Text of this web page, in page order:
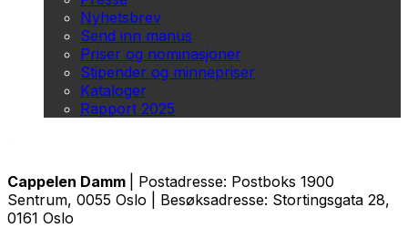
Nyhetsbrev
Send inn manus
Priser og nominasjoner
Stipender og minnepriser
Kataloger
Rapport 2025
Cappelen Damm
| Postadresse: Postboks 1900
Sentrum, 0055 Oslo | Besøksadresse: Stortingsgata 28,
0161 Oslo